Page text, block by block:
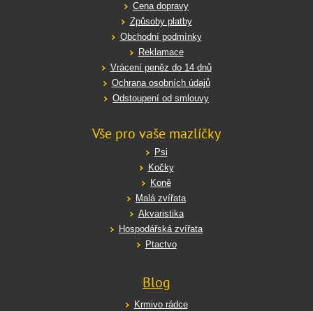
Cena dopravy
Způsoby platby
Obchodní podmínky
Reklamace
Vrácení peněz do 14 dnů
Ochrana osobních údajů
Odstoupení od smlouvy
Vše pro vaše mazlíčky
Psi
Kočky
Koně
Malá zvířata
Akvaristika
Hospodářská zvířata
Ptactvo
Blog
Krmivo rádce